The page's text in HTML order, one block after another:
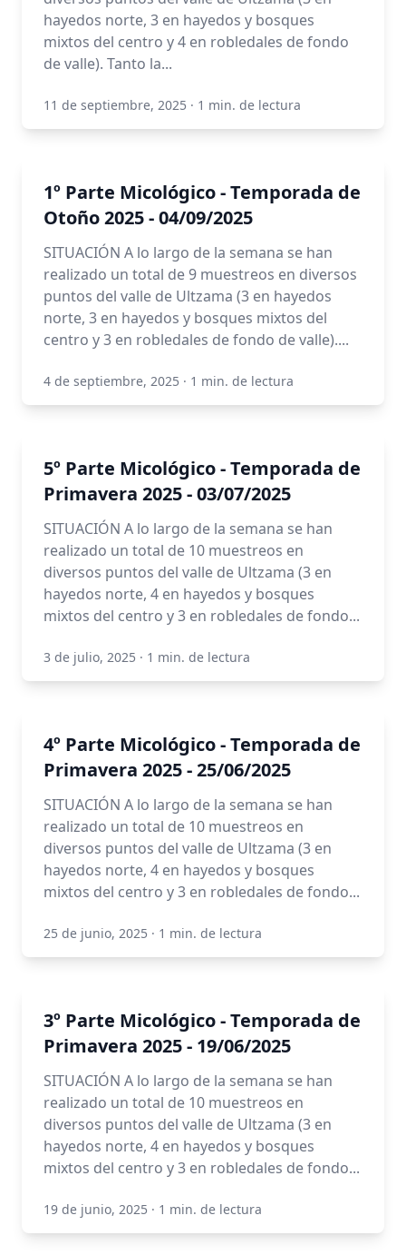
hayedos norte, 3 en hayedos y bosques
mixtos del centro y 4 en robledales de fondo
de valle). Tanto la...
11 de septiembre, 2025 · 1 min. de lectura
1º Parte Micológico - Temporada de
Otoño 2025 - 04/09/2025
SITUACIÓN A lo largo de la semana se han
realizado un total de 9 muestreos en diversos
puntos del valle de Ultzama (3 en hayedos
norte, 3 en hayedos y bosques mixtos del
centro y 3 en robledales de fondo de valle)....
4 de septiembre, 2025 · 1 min. de lectura
5º Parte Micológico - Temporada de
Primavera 2025 - 03/07/2025
SITUACIÓN A lo largo de la semana se han
realizado un total de 10 muestreos en
diversos puntos del valle de Ultzama (3 en
hayedos norte, 4 en hayedos y bosques
mixtos del centro y 3 en robledales de fondo...
3 de julio, 2025 · 1 min. de lectura
4º Parte Micológico - Temporada de
Primavera 2025 - 25/06/2025
SITUACIÓN A lo largo de la semana se han
realizado un total de 10 muestreos en
diversos puntos del valle de Ultzama (3 en
hayedos norte, 4 en hayedos y bosques
mixtos del centro y 3 en robledales de fondo...
25 de junio, 2025 · 1 min. de lectura
3º Parte Micológico - Temporada de
Primavera 2025 - 19/06/2025
SITUACIÓN A lo largo de la semana se han
realizado un total de 10 muestreos en
diversos puntos del valle de Ultzama (3 en
hayedos norte, 4 en hayedos y bosques
mixtos del centro y 3 en robledales de fondo...
19 de junio, 2025 · 1 min. de lectura